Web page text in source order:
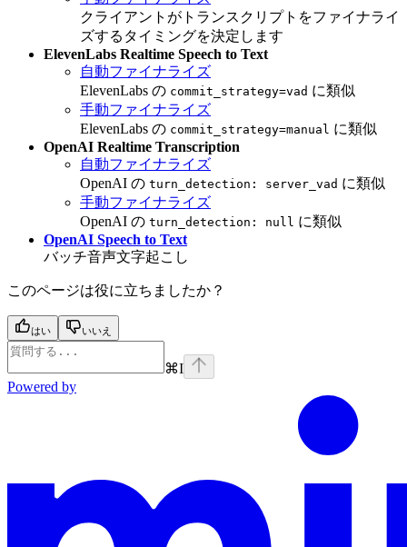
クライアントがトランスクリプトをファイナライ
ズするタイミングを決定します
ElevenLabs Realtime Speech to Text
自動ファイナライズ
ElevenLabs の commit_strategy=vad に類似
手動ファイナライズ
ElevenLabs の commit_strategy=manual に類似
OpenAI Realtime Transcription
自動ファイナライズ
OpenAI の turn_detection: server_vad に類似
手動ファイナライズ
OpenAI の turn_detection: null に類似
OpenAI Speech to Text
バッチ音声文字起こし
このページは役に立ちましたか？
はい いいえ
⌘I
Powered by